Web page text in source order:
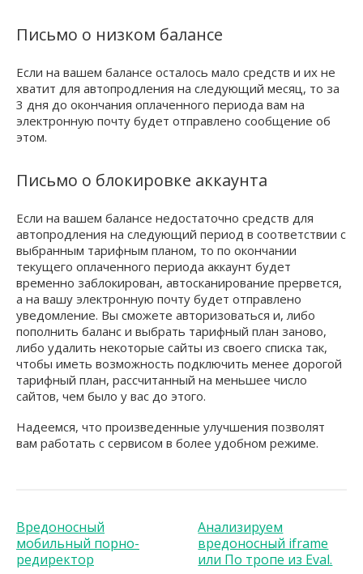
Письмо о низком балансе
Если на вашем балансе осталось мало средств и их не
хватит для автопродления на следующий месяц, то за
3 дня до окончания оплаченного периода вам на
электронную почту будет отправлено сообщение об
этом.
Письмо о блокировке аккаунта
Если на вашем балансе недостаточно средств для
автопродления на следующий период в соответствии с
выбранным тарифным планом, то по окончании
текущего оплаченного периода аккаунт будет
временно заблокирован, автосканирование прервется,
а на вашу электронную почту будет отправлено
уведомление. Вы сможете авторизоваться и, либо
пополнить баланс и выбрать тарифный план заново,
либо удалить некоторые сайты из своего списка так,
чтобы иметь возможность подключить менее дорогой
тарифный план, рассчитанный на меньшее число
сайтов, чем было у вас до этого.
Надеемся, что произведенные улучшения позволят
вам работать с сервисом в более удобном режиме.
Вредоносный
мобильный порно-
редиректор
Анализируем
вредоносный iframe
или По тропе из Eval.